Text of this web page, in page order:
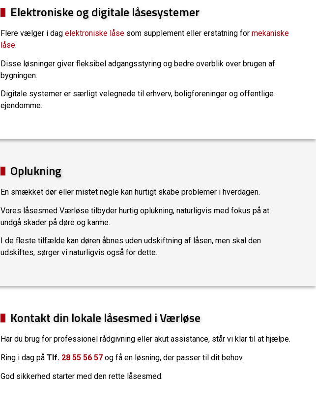
Elektroniske og digitale låsesystemer
Flere vælger i dag elektroniske låse som supplement eller erstatning for mekaniske
låse.
Disse løsninger giver fleksibel adgangsstyring og bedre overblik over brugen af
bygningen.
Digitale systemer er særligt velegnede til erhverv, boligforeninger og offentlige
ejendomme.
Oplukning
En smækket dør eller mistet nøgle kan hurtigt skabe problemer i hverdagen.
Vores låsesmed Værløse tilbyder hurtig oplukning, naturligvis med fokus på at
undgå skader på døre og karme.
I de fleste tilfælde kan døren åbnes uden udskiftning af låsen, men skal den
udskiftes, sørger vi naturligvis også for dette.
Kontakt din lokale låsesmed i Værløse
Har du brug for professionel rådgivning eller akut assistance, står vi klar til at hjælpe.
Ring i dag på Tlf. 28 55 56 57 og få en løsning, der passer til dit behov.
God sikkerhed starter med den rette låsesmed.